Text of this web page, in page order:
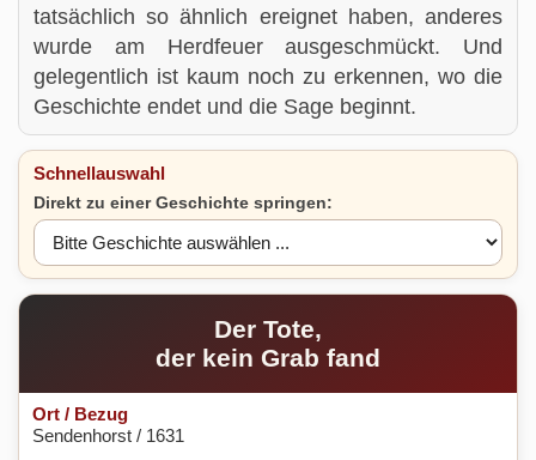
tatsächlich so ähnlich ereignet haben, anderes
wurde am Herdfeuer ausgeschmückt. Und
gelegentlich ist kaum noch zu erkennen, wo die
Geschichte endet und die Sage beginnt.
Schnellauswahl
Direkt zu einer Geschichte springen:
Der Tote,
der kein Grab fand
Ort / Bezug
Sendenhorst / 1631